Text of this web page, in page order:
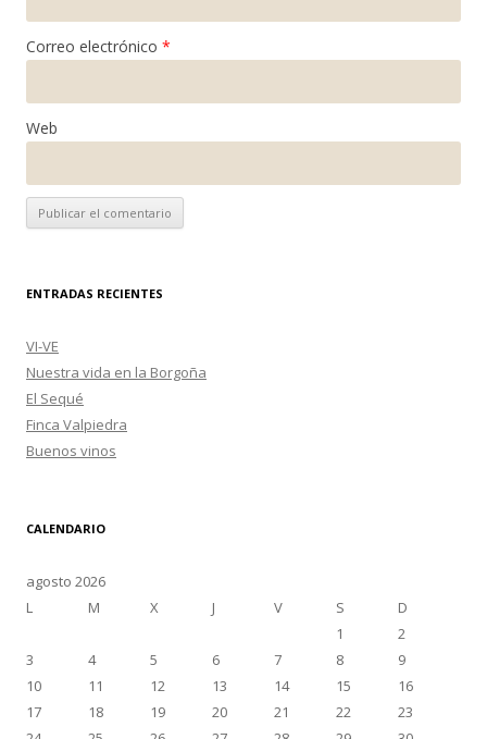
Correo electrónico *
Web
ENTRADAS RECIENTES
VI-VE
Nuestra vida en la Borgoña
El Sequé
Finca Valpiedra
Buenos vinos
CALENDARIO
agosto 2026
L
M X J V S
D
1
2
3
4 5 6 7 8
9
10
11 12 13 14 15
16
17
18 19 20 21 22
23